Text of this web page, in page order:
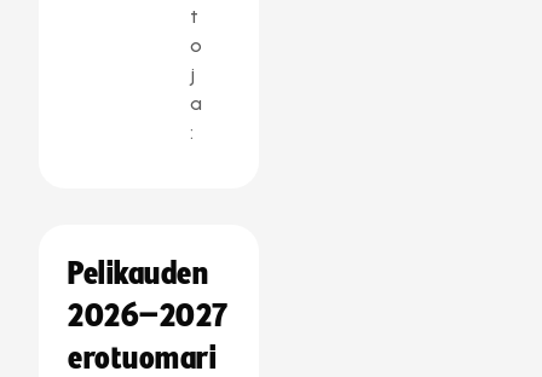
t
o
j
a
:
Pelikauden
2026–2027
erotuomari